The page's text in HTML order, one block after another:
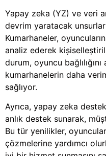
Yapay zeka (YZ) ve veri
devrim yaratacak unsurlar
Kumarhaneler,
analiz ederek
durum, oyuncu
kumarhanelerin daha
sağlıyor.
Ayrıca, yapay zeka
anlık destek sunarak,
Bu tür yenilikler,
çözmelerine yardımcı